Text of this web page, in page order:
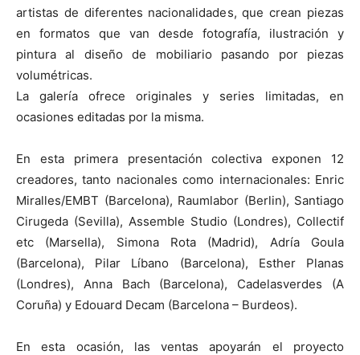
artistas de diferentes nacionalidades, que crean piezas
en formatos que van desde fotografía, ilustración y
pintura al diseño de mobiliario pasando por piezas
volumétricas.
La galería ofrece originales y series limitadas, en
ocasiones editadas por la misma.
En esta primera presentación colectiva exponen 12
creadores, tanto nacionales como internacionales: Enric
Miralles/EMBT (Barcelona), Raumlabor (Berlin), Santiago
Cirugeda (Sevilla), Assemble Studio (Londres), Collectif
etc (Marsella), Simona Rota (Madrid), Adría Goula
(Barcelona), Pilar Líbano (Barcelona), Esther Planas
(Londres), Anna Bach (Barcelona), Cadelasverdes (A
Coruña) y Edouard Decam (Barcelona – Burdeos).
En esta ocasión, las ventas apoyarán el proyecto